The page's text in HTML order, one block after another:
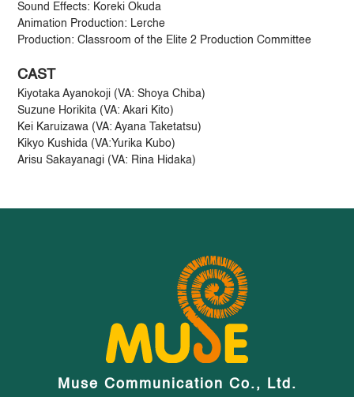
Sound Effects: Koreki Okuda
Animation Production: Lerche
Production: Classroom of the Elite 2 Production Committee
CAST
Kiyotaka Ayanokoji (VA: Shoya Chiba)
Suzune Horikita (VA: Akari Kito)
Kei Karuizawa (VA: Ayana Taketatsu)
Kikyo Kushida (VA:Yurika Kubo)
Arisu Sakayanagi (VA: Rina Hidaka)
Muse Communication Co., Ltd.